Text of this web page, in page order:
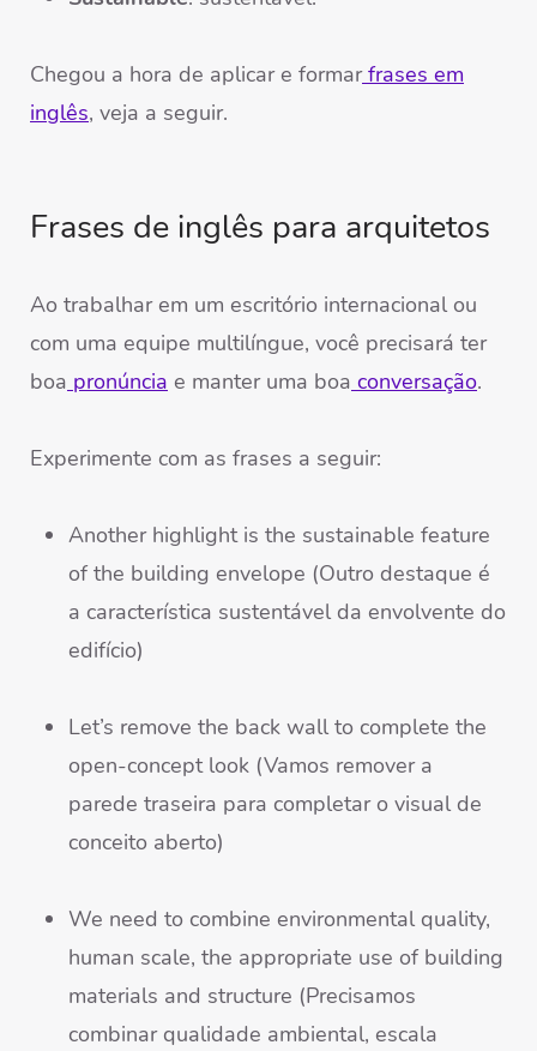
Chegou a hora de aplicar e formar frases em
inglês, veja a seguir.
Frases de inglês para arquitetos
Ao trabalhar em um escritório internacional ou
com uma equipe multilíngue, você precisará ter
boa pronúncia e manter uma boa conversação.
Experimente com as frases a seguir:
Another highlight is the sustainable feature
of the building envelope (Outro destaque é
a característica sustentável da envolvente do
edifício)
Let’s remove the back wall to complete the
open-concept look (Vamos remover a
parede traseira para completar o visual de
conceito aberto)
We need to combine environmental quality,
human scale, the appropriate use of building
materials and structure (Precisamos
combinar qualidade ambiental, escala